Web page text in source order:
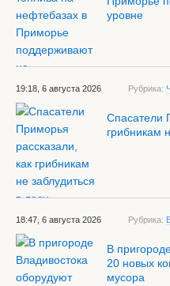
уровне
19:18, 6 августа 2026 Рубрика:
Спасатели
грибникам
18:47, 6 августа 2026 Рубрика:
В
20 новых
мусора